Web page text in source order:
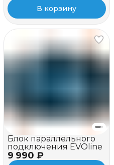
В корзину
9 990 ₽
Блок параллельного
подключения EVOline